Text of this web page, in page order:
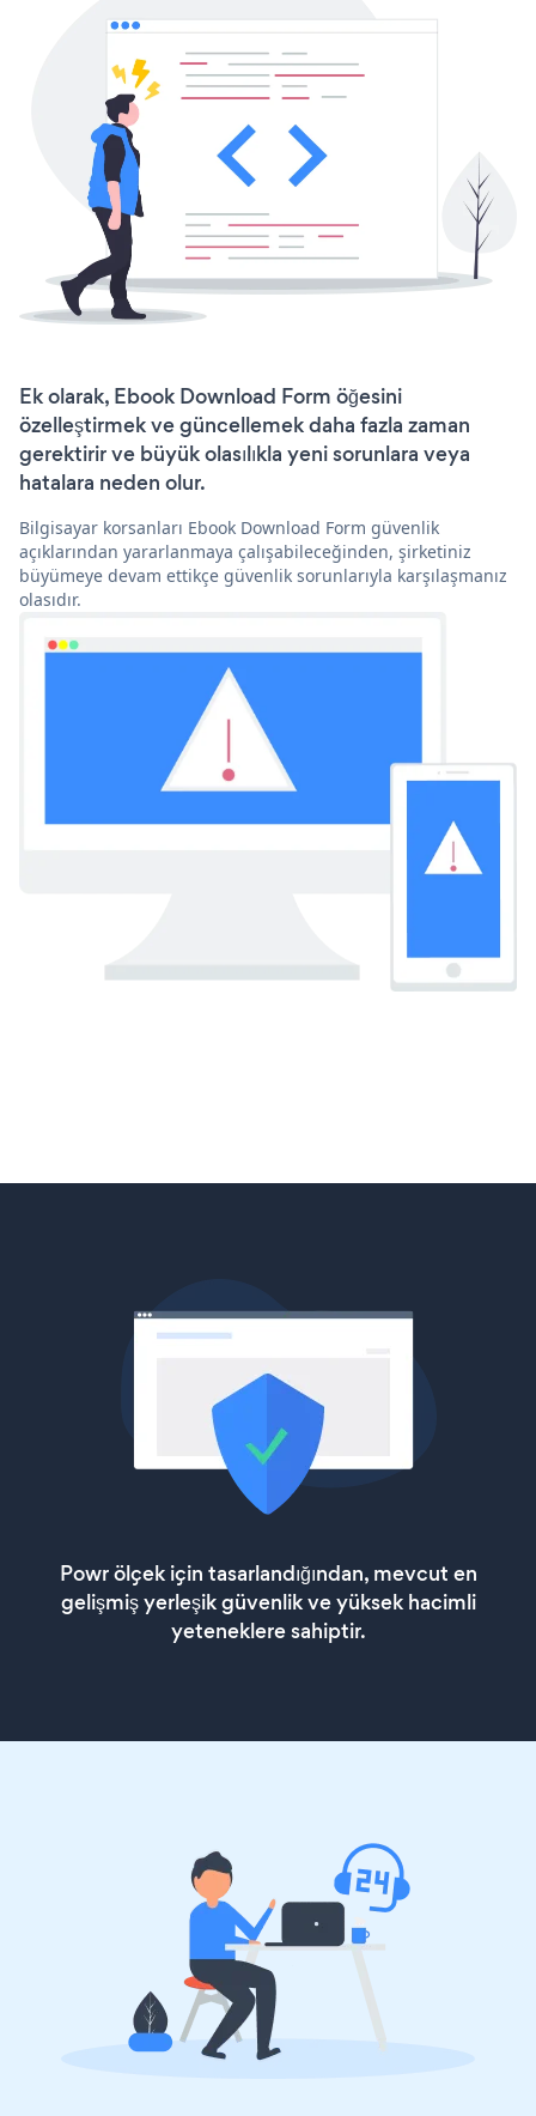
Ek olarak, Ebook Download Form öğesini
özelleştirmek ve güncellemek daha fazla zaman
gerektirir ve büyük olasılıkla yeni sorunlara veya
hatalara neden olur.
Bilgisayar korsanları Ebook Download Form güvenlik
açıklarından yararlanmaya çalışabileceğinden, şirketiniz
büyümeye devam ettikçe güvenlik sorunlarıyla karşılaşmanız
olasıdır.
Powr ölçek için tasarlandığından, mevcut en
gelişmiş yerleşik güvenlik ve yüksek hacimli
yeteneklere sahiptir.